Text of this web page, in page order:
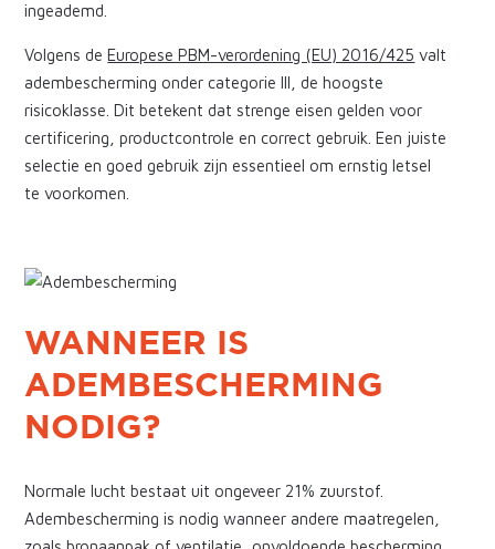
ingeademd.
Volgens deEuropese PBM-verordening (EU) 2016/425 valt
adembescherming onder categorie III, de hoogste
risicoklasse. Dit betekent dat strenge eisen gelden voor
certificering, productcontrole en correct gebruik. Een juiste
selectie en goed gebruik zijn essentieel om ernstig letsel
te voorkomen.
WANNEER IS
ADEMBESCHERMING
NODIG?
Normale lucht bestaat uit ongeveer 21% zuurstof.
Adembescherming is nodig wanneer andere maatregelen,